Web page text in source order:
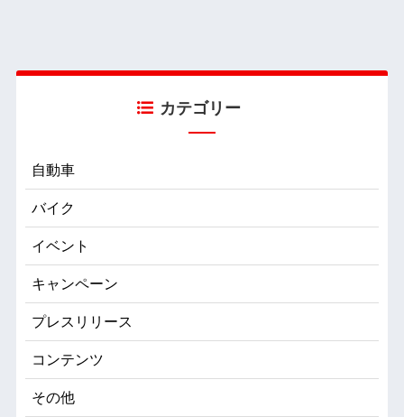
カテゴリー
自動車
バイク
イベント
キャンペーン
プレスリリース
コンテンツ
その他